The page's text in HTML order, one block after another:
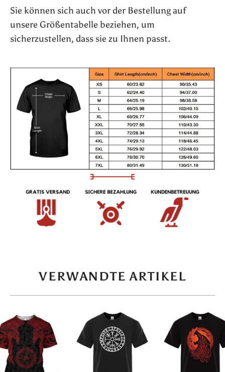
Sie können sich auch vor der Bestellung auf
unsere Größentabelle beziehen, um
sicherzustellen, dass sie zu Ihnen passt.
VERWANDTE ARTIKEL